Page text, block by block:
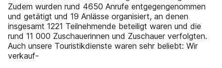
Zudem wurden rund 4650 Anrufe entgegengenommen
und getätigt und 19 Anlässe organisiert, an denen
insgesamt 1221 Teilnehmende beteiligt waren und die
rund 11 000 Zuschauerinnen und Zuschauer verfolgten.
Auch unsere Touristikdienste waren sehr beliebt: Wir
verkauf-